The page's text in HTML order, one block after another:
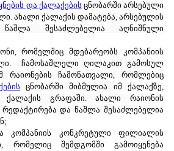
და ქალაქების ცნობარში არსებული
ახალი ქალაქის დამატება, არსებულის
შესაძლებელია აღნიშნული
რომელშიც მდებარეობს კომპანიის
ჩამოსაშლელი ღილაკით გამოსულ
რაიონების ჩამონათვალი, რომლებიც
ცნობარში მიბმულია იმ ქალაქზე,
გრაფაში. ახალი რაიონის
რედაქტირება და წაშლა შესაძლებელია
კომპანიის კონკრეტული ფილიალის
რომელიც შემდგომში გამოიყენება